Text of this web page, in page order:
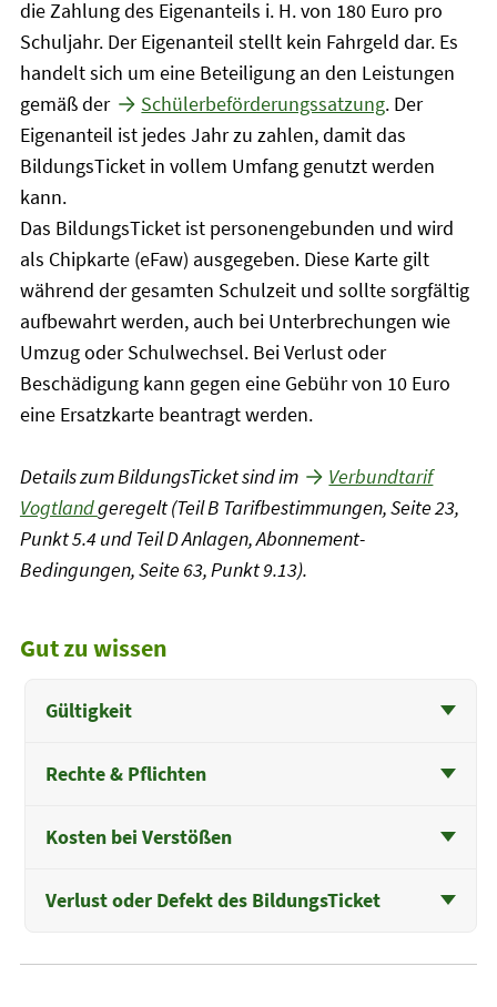
die Zahlung des Eigenanteils i. H. von 180 Euro pro
Schuljahr. Der Eigenanteil stellt kein Fahrgeld dar. Es
handelt sich um eine Beteiligung an den Leistungen
gemäß der
Schülerbeförderungssatzung. Der
Eigenanteil ist jedes Jahr zu zahlen, damit das
BildungsTicket in vollem Umfang genutzt werden
kann.
Das BildungsTicket ist personengebunden und wird
als Chipkarte (eFaw) ausgegeben. Diese Karte gilt
während der gesamten Schulzeit und sollte sorgfältig
aufbewahrt werden, auch bei Unterbrechungen wie
Umzug oder Schulwechsel. Bei Verlust oder
Beschädigung kann gegen eine Gebühr von 10 Euro
eine Ersatzkarte beantragt werden.
Details zum BildungsTicket sind im
Verbundtarif
Vogtlandgeregelt (Teil B Tarifbestimmungen, Seite 23,
Punkt 5.4 und Teil D Anlagen, Abonnement-
Bedingungen, Seite 63, Punkt 9.13).
Gut zu wissen
Gültigkeit
Rechte & Pflichten
Kosten bei Verstößen
Verlust oder Defekt des BildungsTicket